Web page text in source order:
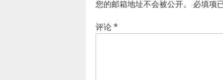
您的邮箱地址不会被公开。 必填项
评论*